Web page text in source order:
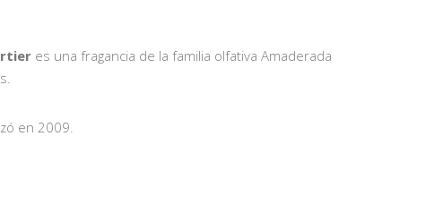
es una fragancia de la familia olfativa Amaderada
en 2009.